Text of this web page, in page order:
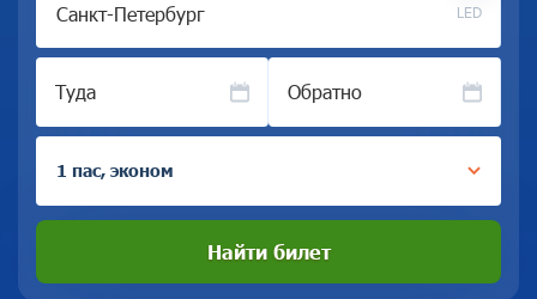
LED
Туда Обратно
1 пас, эконом
Найти билет